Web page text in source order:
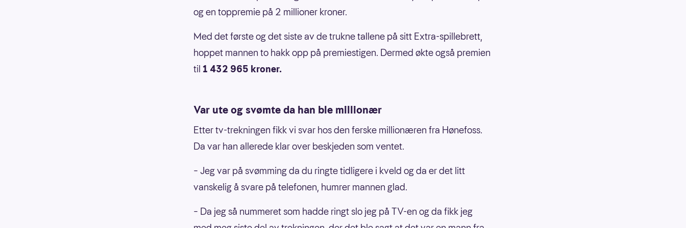
og en toppremie på 2 millioner kroner.
Med det første og det siste av de trukne tallene på sitt Extra-spillebrett,
hoppet mannen to hakk opp på premiestigen. Dermed økte også premien
til 1 432 965 kroner.
Var ute og svømte da han ble millionær
Etter tv-trekningen fikk vi svar hos den ferske millionæren fra Hønefoss.
Da var han allerede klar over beskjeden som ventet.
– Jeg var på svømming da du ringte tidligere i kveld og da er det litt
vanskelig å svare på telefonen, humrer mannen glad.
– Da jeg så nummeret som hadde ringt slo jeg på TV-en og da fikk jeg